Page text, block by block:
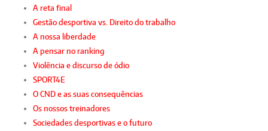
A reta final
Gestão desportiva vs. Direito do trabalho
A nossa liberdade
A pensar no ranking
Violência e discurso de ódio
SPORT4E
O CND e as suas consequências
Os nossos treinadores
Sociedades desportivas e o futuro